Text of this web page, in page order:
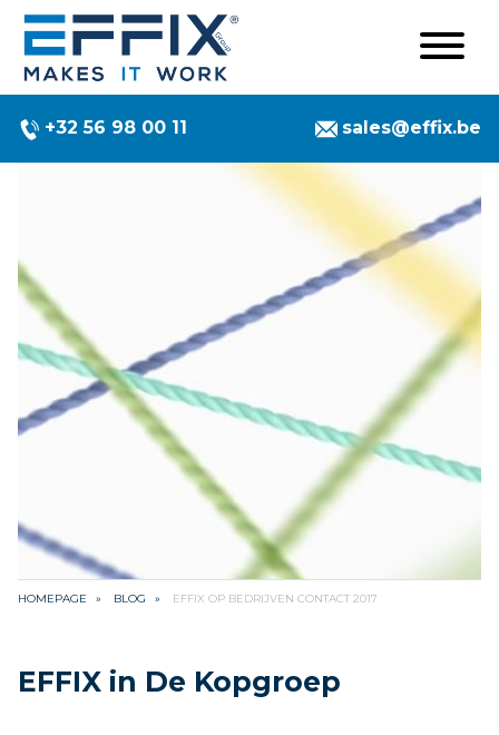
+32 56 98 00 11 sales@effix.be
HOMEPAGE BLOG EFFIX OP BEDRIJVEN CONTACT 2017
EFFIX in De Kopgroep